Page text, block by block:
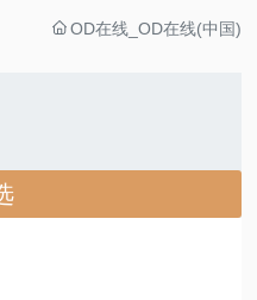
OD在线_OD在线(中国)